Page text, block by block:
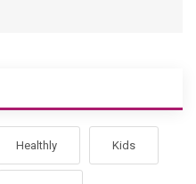
Healthly Kids